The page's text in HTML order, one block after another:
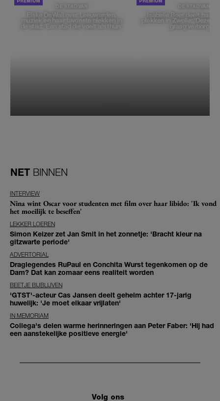
DE STAD VAN
Elske DeWall over Leeuwarden,
muziek en haar favoriete plekken in
de stad: 'Een stad die voelt als thuis'
DE STAD VAN
Isabelle Boer deelt haar
plekken in Zwolle: 'Deze
graag verborgen'
NET BINNEN
INTERVIEW
Nina wint Oscar voor studenten met film over haar libido: 'Ik vond
het moeilijk te beseffen'
LEKKER LOEREN
Simon Keizer zet Jan Smit in het zonnetje: 'Bracht kleur na
gitzwarte periode'
ADVERTORIAL
Draglegendes RuPaul en Conchita Wurst tegenkomen op de
Dam? Dat kan zomaar eens realiteit worden
BEETJE BIJBLIJVEN
'GTST'-acteur Cas Jansen deelt geheim achter 17-jarig
huwelijk: 'Je moet elkaar vrijlaten'
IN MEMORIAM
Collega's delen warme herinneringen aan Peter Faber: 'Hij had
een aanstekelijke positieve energie'
Volg ons